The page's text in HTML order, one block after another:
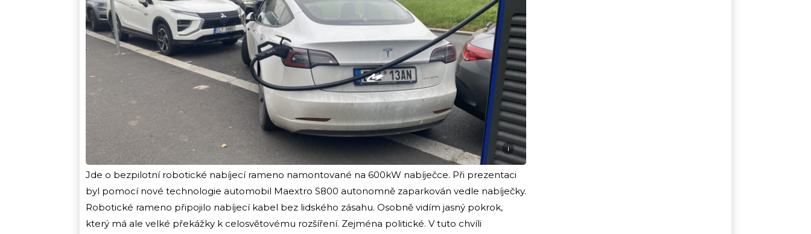
i
Jde o bezpilotní robotické nabíjecí rameno namontované na 600kW nabíječce. Při prezentaci
byl pomocí nové technologie automobil Maextro S800 autonomně zaparkován vedle nabíječky.
Robotické rameno připojilo nabíjecí kabel bez lidského zásahu. Osobně vidím jasný pokrok,
který má ale velké překážky k celosvětovému rozšíření. Zejména politické. V tuto chvíli